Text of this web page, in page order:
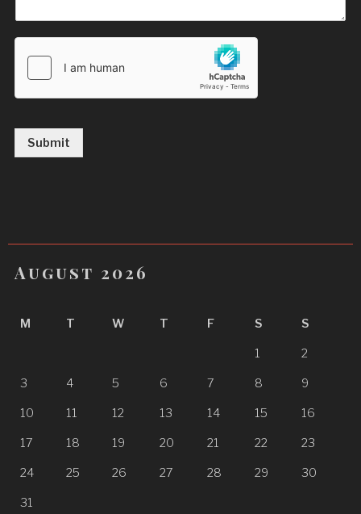
Submit
August 2026
M T W T F S S
1 2
3 4 5 6 7 8 9
10 11 12 13 14 15 16
17 18 19 20 21 22 23
24 25 26 27 28 29 30
31